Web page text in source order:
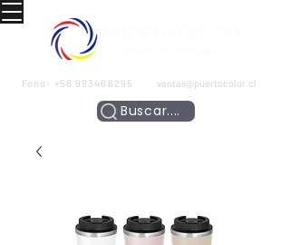
Fono: +56 993466295 ventas@puertocolor.cl
Buscar....